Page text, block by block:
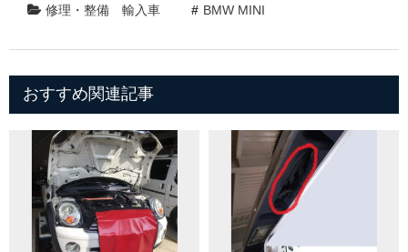
修理・整備 輸入車 BMW MINI
おすすめ関連記事